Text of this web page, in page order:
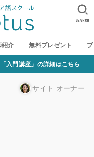
紹介 無料プレゼント
SEARCH
入門講座」の詳細はこちら
サイト オーナー